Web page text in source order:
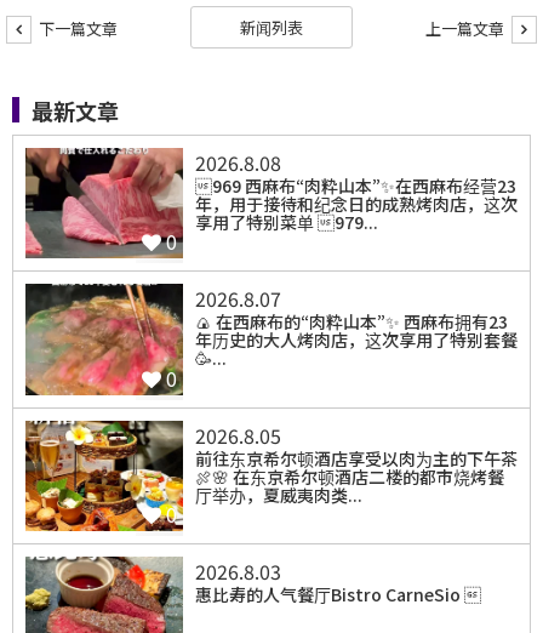
下一篇文章 新闻列表 上一篇文章
最新文章
0
2026.8.08
969 西麻布“肉粋山本”✨在西麻布经营23
年，用于接待和纪念日的成熟烤肉店，这次
享用了特别菜单 979...
0
2026.8.07
🍙 在西麻布的“肉粋山本”✨ 西麻布拥有23
年历史的大人烤肉店，这次享用了特别套餐
🥳...
0
2026.8.05
前往东京希尔顿酒店享受以肉为主的下午茶
🍖🌸 在东京希尔顿酒店二楼的都市烧烤餐
厅举办，夏威夷肉类...
2026.8.03
惠比寿的人气餐厅Bistro CarneSio